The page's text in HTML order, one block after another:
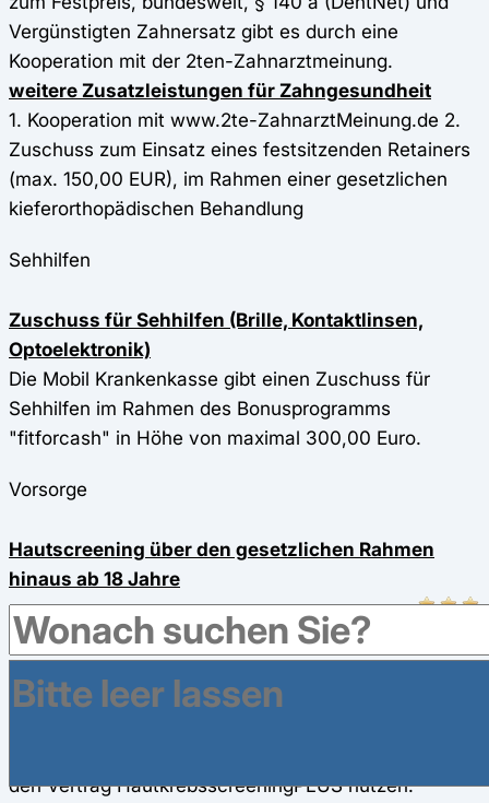
Vergünstigten Zahnersatz gibt es durch eine
Kooperation mit der 2ten-Zahnarztmeinung.
weitere Zusatzleistungen für Zahngesundheit
1. Kooperation mit www.2te-ZahnarztMeinung.de 2.
Zuschuss zum Einsatz eines festsitzenden Retainers
(max. 150,00 EUR), im Rahmen einer gesetzlichen
kieferorthopädischen Behandlung
Sehhilfen
Zuschuss für Sehhilfen (Brille, Kontaktlinsen,
Optoelektronik)
Die Mobil Krankenkasse gibt einen Zuschuss für
Sehhilfen im Rahmen des Bonusprogramms
"fitforcash" in Höhe von maximal 300,00 Euro.
Vorsorge
Hautscreening über den gesetzlichen Rahmen
hinaus ab 18 Jahre
Die Mobil Krankenkasse bietet Ihren Versicherten
bereits ab 15 Jahren ein jährliches
Hautkrebsscreening an. In Ergänzung zur regulären
den Vertrag HautkrebsscreeningPLUS nutzen.